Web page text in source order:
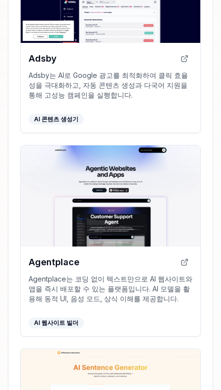
Adsby
Adsby는 AI로 Google 광고를 최적화하여 클릭 효율
성을 극대화하고, 자동 콘텐츠 생성과 다국어 지원을
통해 고성능 캠페인을 실행합니다.
AI 콘텐츠 생성기
Agentplace
Agentplace는 코딩 없이 텍스트만으로 AI 웹사이트와
앱을 즉시 배포할 수 있는 플랫폼입니다. AI 모델을 활
용해 동적 UI, 음성 모드, 상식 이해를 제공합니다.
AI 웹사이트 빌더